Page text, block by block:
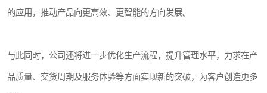
的应用，推动产品向更高效、更智能的方向发展。
与此同时，公司还将进一步优化生产流程，提升管理水平，力求在产
品质量、交货周期及服务体验等方面实现新的突破，为客户创造更多